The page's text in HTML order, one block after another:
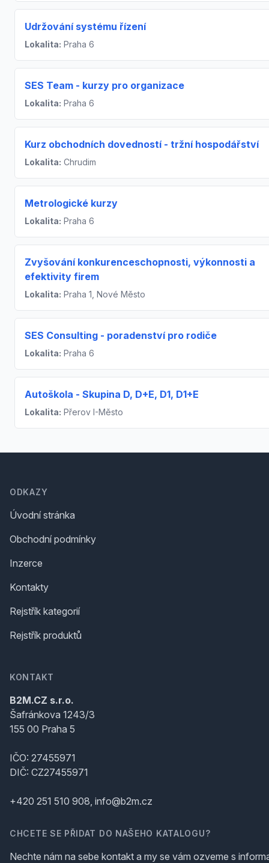
Udržování systému řízení
Lokalita: Praha 6
SES Team - kurzy pro organizace
Lokalita: Praha 6
Kurz obchodních dovedností - tržní hospodářství
Lokalita: Chrudim
Metrologické kurzy
Lokalita: Praha 6
Zvyšování konkurenceschopnosti, výkonnosti a
efektivity firem
Lokalita: Praha 1, Nové Město
SES Consulting - poradenství pro rodiče
Lokalita: Praha 6
Autoškola - Skupina D, D+E, D1, D1+E
Lokalita: Přerov I-Město
ODKAZY
Úvodní stránka
Obchodní podmínky
Inzerce
Kontakty
Rejstřík kategorií
Rejstřík produktů
KONTAKT
B2M.CZ s.r.o.
Šafránkova 1243/3
155 00 Praha 5
IČO: 27455971
DIČ: CZ27455971
+420 251 510 908, info@b2m.cz
CHCETE SE PŘIDAT DO NAŠEHO KATALOGU?
Nechte nám na sebe kontakt a my se vám ozveme s